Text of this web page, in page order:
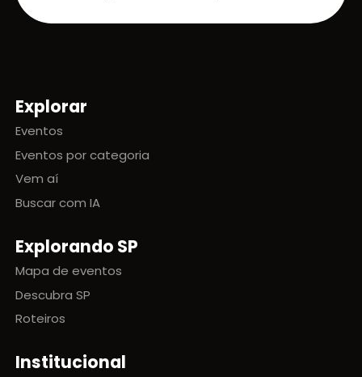
Mapa do site
Explorar
Eventos
Eventos por categoria
Vem aí
Buscar com IA
Explorando SP
Mapa de eventos
Descubra SP
Roteiros
Institucional